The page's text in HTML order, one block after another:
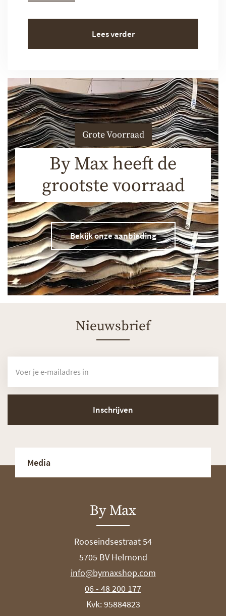
Lees verder
Grote Voorraad
By Max heeft de
grootste voorraad
Bekijk onze aanbieding
Nieuwsbrief
Inschrijven
Media
By Max
Rooseindsestraat 54
5705 BV Helmond
info@bymaxshop.com
06 - 48 200 177
Kvk: 95884823